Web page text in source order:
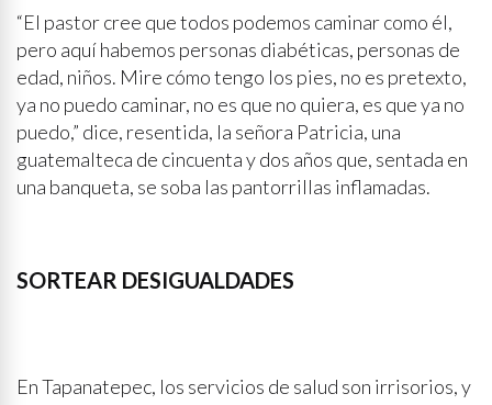
“El pastor cree que todos podemos caminar como él,
pero aquí habemos personas diabéticas, personas de
edad, niños. Mire cómo tengo los pies, no es pretexto,
ya no puedo caminar, no es que no quiera, es que ya no
puedo,” dice, resentida, la señora Patricia, una
guatemalteca de cincuenta y dos años que, sentada en
una banqueta, se soba las pantorrillas inflamadas.
SORTEAR DESIGUALDADES
En Tapanatepec, los servicios de salud son irrisorios, y